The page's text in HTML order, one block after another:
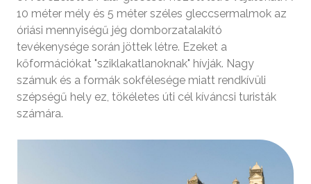
10 méter mély és 5 méter széles gleccsermalmok az
óriási mennyiségű jég domborzatalakító
tevékenysége során jöttek létre. Ezeket a
kőformációkat "sziklakatlanoknak" hívják. Nagy
számuk és a formák sokfélesége miatt rendkívüli
szépségű hely ez, tökéletes úti cél kíváncsi turisták
számára.